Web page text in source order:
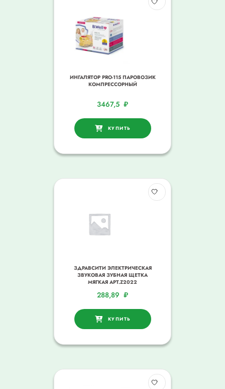
ИНГАЛЯТОР PRO-115 ПАРОВОЗИК
КОМПРЕССОРНЫЙ
3467,5 ₽
КУПИТЬ
ЗДРАВСИТИ ЭЛЕКТРИЧЕСКАЯ
ЗВУКОВАЯ ЗУБНАЯ ЩЕТКА
МЯГКАЯ АРТ.Z2022
288,89 ₽
КУПИТЬ